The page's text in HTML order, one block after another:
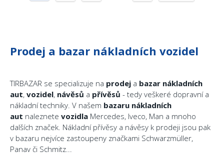
Prodej a bazar nákladních vozidel
TIRBAZAR se specializuje na prodej a bazar nákladních
aut, vozidel, návěsů a přívěsů - tedy veškeré dopravní a
nákladní techniky. V našem bazaru nákladních
aut naleznete vozidla Mercedes, Iveco, Man a mnoho
dalších značek. Nákladní přívěsy a návěsy k prodeji jsou pak
v bazaru nejvíce zastoupeny značkami Schwarzmüller,
Panav či Schmitz...